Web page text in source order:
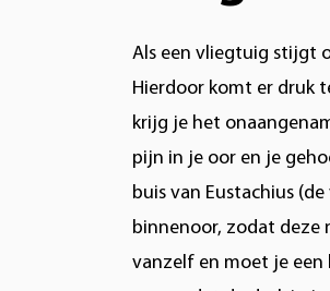
Als een vliegtuig stijgt
Hierdoor komt er druk
krijg je het
pijn in je oor en je
buis van Eustachius
binnenoor, zodat deze
vanzelf en moet je